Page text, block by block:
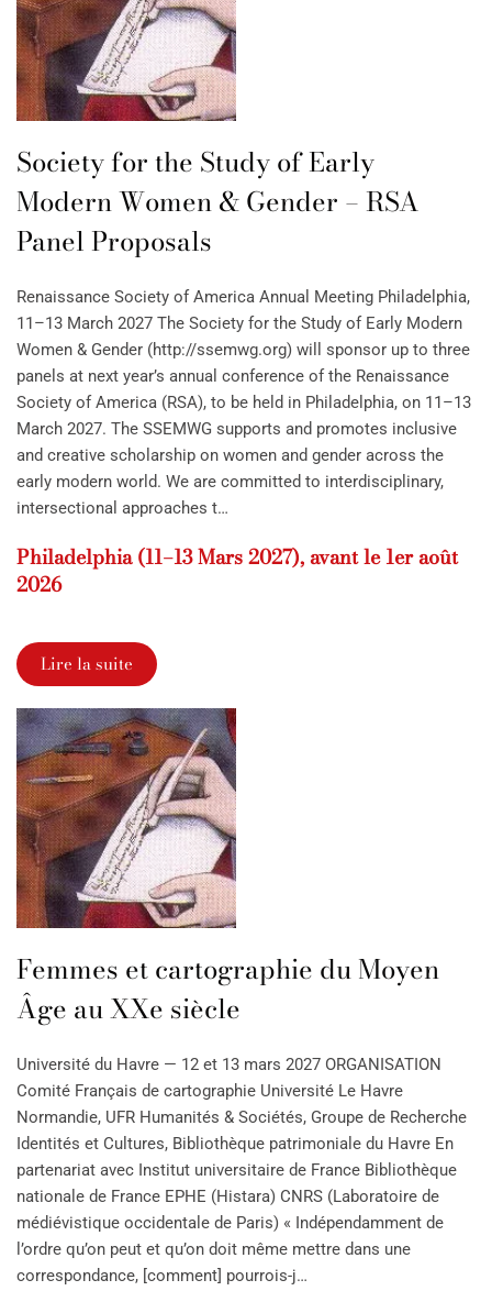
Society for the Study of Early
Modern Women & Gender – RSA
Panel Proposals
Renaissance Society of America Annual Meeting Philadelphia,
11–13 March 2027 The Society for the Study of Early Modern
Women & Gender (http://ssemwg.org) will sponsor up to three
panels at next year’s annual conference of the Renaissance
Society of America (RSA), to be held in Philadelphia, on 11–13
March 2027. The SSEMWG supports and promotes inclusive
and creative scholarship on women and gender across the
early modern world. We are committed to interdisciplinary,
intersectional approaches t…
Philadelphia (11–13 Mars 2027), avant le 1er août
2026
Lire la suite
Femmes et cartographie du Moyen
Âge au XXe siècle
Université du Havre — 12 et 13 mars 2027 ORGANISATION
Comité Français de cartographie Université Le Havre
Normandie, UFR Humanités & Sociétés, Groupe de Recherche
Identités et Cultures, Bibliothèque patrimoniale du Havre En
partenariat avec Institut universitaire de France Bibliothèque
nationale de France EPHE (Histara) CNRS (Laboratoire de
médiévistique occidentale de Paris) « Indépendamment de
l’ordre qu’on peut et qu’on doit même mettre dans une
correspondance, [comment] pourrois-j…